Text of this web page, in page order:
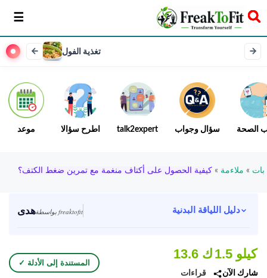
سخر
تغذية الفول
موعد اطرح سؤالا talk2expert سؤال وجواب الصحة
بات » ملاءمة » كيفية الحصول على أكتاف منغمة مع تمرين ضغط الكتف؟
هدى بواسطة freaktofit دليل اللياقة البدنية
✓ المستندة إلى الأدلة
13.6 ك
قراءات
1.5 كيلو
شارك الآن